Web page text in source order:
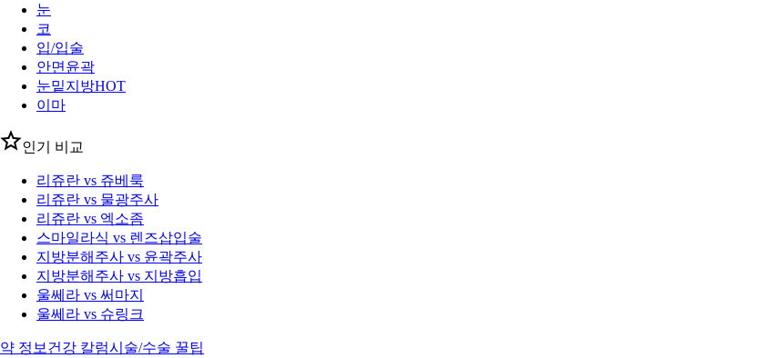
눈
코
입/입술
안면윤곽
눈밑지방HOT
이마
인기 비교
리쥬란 vs 쥬베룩
리쥬란 vs 물광주사
리쥬란 vs 엑소좀
스마일라식 vs 렌즈삽입술
지방분해주사 vs 윤곽주사
지방분해주사 vs 지방흡입
울쎄라 vs 써마지
울쎄라 vs 슈링크
약 정보 건강 칼럼시술/수술 꿀팁